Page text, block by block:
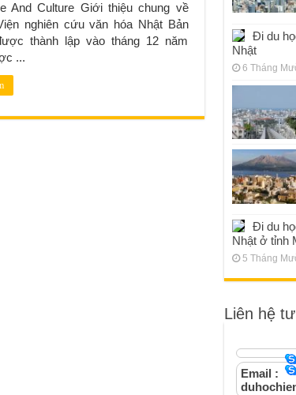
And Culture Giới thiệu chung về
nghiên cứu văn hóa Nhật Bản
thành lập vào tháng 12 năm
...
Đi du
Nhật
6 Tháng
Đi du
Nhật ở tỉnh
5 Tháng
Liên hệ
Email :